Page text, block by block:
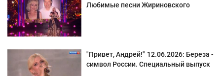
Любимые песни Жириновского
"Привет, Андрей!" 12.06.2026: Береза -
символ России. Специальный выпуск